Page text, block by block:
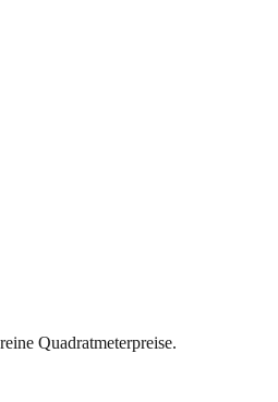
Quadratmeterpreise.